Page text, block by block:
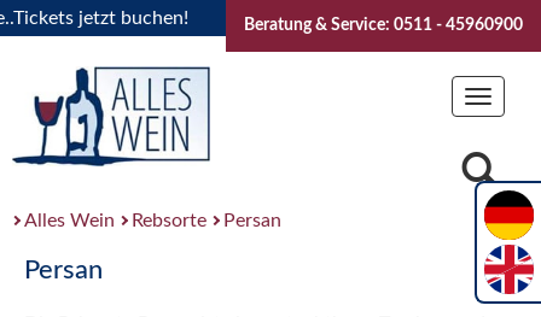
jetzt buchen! "Das Sommerfest 2026" Vive la
Beratung & Service: 0511 - 45960900
Toggle
Alles Wein Rebsorte Persan
Persan